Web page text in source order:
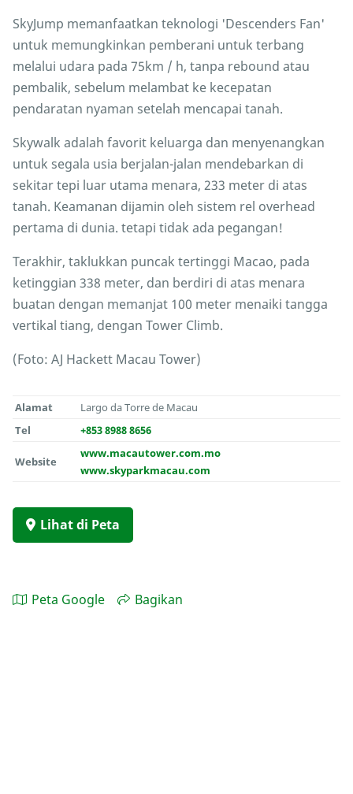
SkyJump memanfaatkan teknologi 'Descenders Fan'
untuk memungkinkan pemberani untuk terbang
melalui udara pada 75km / h, tanpa rebound atau
pembalik, sebelum melambat ke kecepatan
pendaratan nyaman setelah mencapai tanah.
Skywalk adalah favorit keluarga dan menyenangkan
untuk segala usia berjalan-jalan mendebarkan di
sekitar tepi luar utama menara, 233 meter di atas
tanah. Keamanan dijamin oleh sistem rel overhead
pertama di dunia. tetapi tidak ada pegangan!
Terakhir, taklukkan puncak tertinggi Macao, pada
ketinggian 338 meter, dan berdiri di atas menara
buatan dengan memanjat 100 meter menaiki tangga
vertikal tiang, dengan Tower Climb.
(Foto: AJ Hackett Macau Tower)
Alamat
Largo da Torre de Macau
Tel
+853 8988 8656
Website
www.macautower.com.mo
www.skyparkmacau.com
Lihat di Peta
Peta Google Bagikan